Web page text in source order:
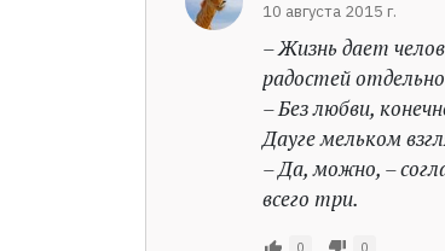
10 августа 2015 г.
– Жизнь дает
радостей
– Без любви,
Дауге мельком
– Да, можно, –
всего три.
0 0